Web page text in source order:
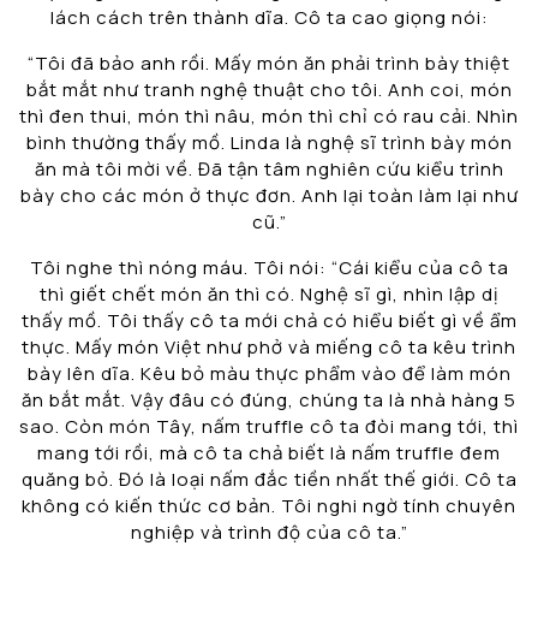
lách cách trên thành dĩa. Cô ta cao giọng nói:
“Tôi đã bảo anh rồi. Mấy món ăn phải trình bày thiệt
bắt mắt như tranh nghệ thuật cho tôi. Anh coi, món
thì đen thui, món thì nâu, món thì chỉ có rau cải. Nhìn
bình thường thấy mồ. Linda là nghệ sĩ trình bày món
ăn mà tôi mời về. Đã tận tâm nghiên cứu kiểu trình
bày cho các món ở thực đơn. Anh lại toàn làm lại như
cũ.”
Tôi nghe thì nóng máu. Tôi nói: “Cái kiểu của cô ta
thì giết chết món ăn thì có. Nghệ sĩ gì, nhìn lập dị
thấy mồ. Tôi thấy cô ta mới chả có hiểu biết gì về ẩm
thực. Mấy món Việt như phở và miếng cô ta kêu trình
bày lên dĩa. Kêu bỏ màu thực phẩm vào để làm món
ăn bắt mắt. Vậy đâu có đúng, chúng ta là nhà hàng 5
sao. Còn món Tây, nấm truffle cô ta đòi mang tới, thì
mang tới rồi, mà cô ta chả biết là nấm truffle đem
quăng bỏ. Đó là loại nấm đắc tiền nhất thế giới. Cô ta
không có kiến thức cơ bản. Tôi nghi ngờ tính chuyên
nghiệp và trình độ của cô ta.”